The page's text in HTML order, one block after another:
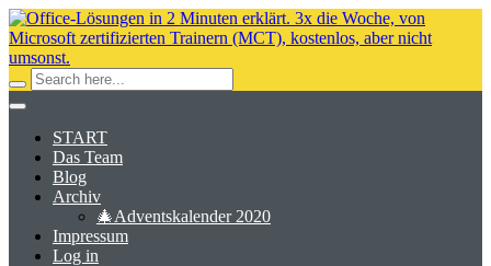
START
Das Team
Blog
Archiv
🎄Adventskalender 2020
Impressum
Log in